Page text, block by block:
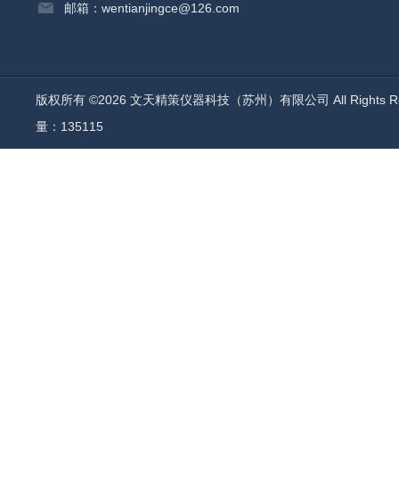
邮箱：wentianjingce@126.com
版权所有 ©2026 文天精策仪器科技（苏州）有限公司 All
量：135115